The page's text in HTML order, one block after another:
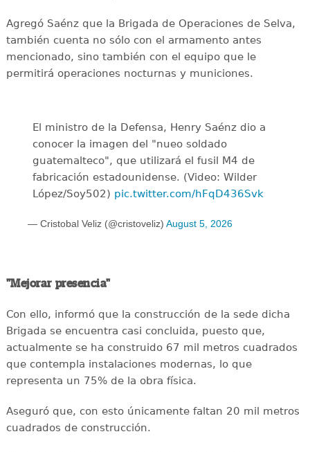
Agregó Saénz que la Brigada de Operaciones de Selva,
también cuenta no sólo con el armamento antes
mencionado, sino también con el equipo que le
permitirá operaciones nocturnas y municiones.
El ministro de la Defensa, Henry Saénz dio a
conocer la imagen del "nueo soldado
guatemalteco", que utilizará el fusil M4 de
fabricación estadounidense. (Video: Wilder
López/Soy502) pic.twitter.com/hFqD436Svk
— Cristobal Veliz (@cristoveliz) August 5, 2026
"Mejorar presencia"
Con ello, informó que la construcción de la sede dicha
Brigada se encuentra casi concluida, puesto que,
actualmente se ha construido 67 mil metros cuadrados
que contempla instalaciones modernas, lo que
representa un 75% de la obra física.
Aseguró que, con esto únicamente faltan 20 mil metros
cuadrados de construcción.